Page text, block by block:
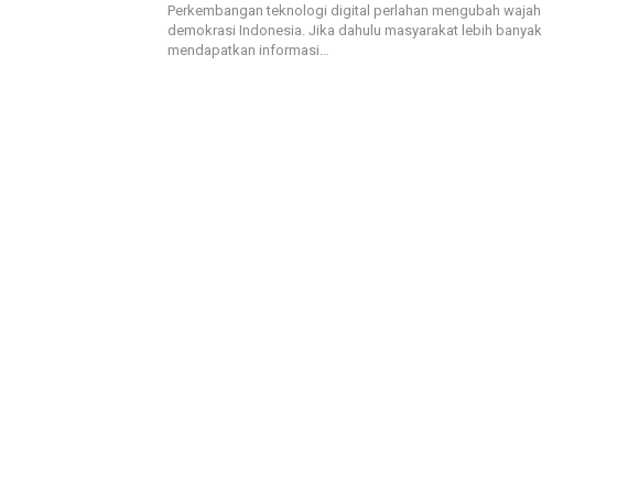
Perkembangan teknologi digital perlahan mengubah wajah
demokrasi Indonesia. Jika dahulu masyarakat lebih banyak
mendapatkan informasi…